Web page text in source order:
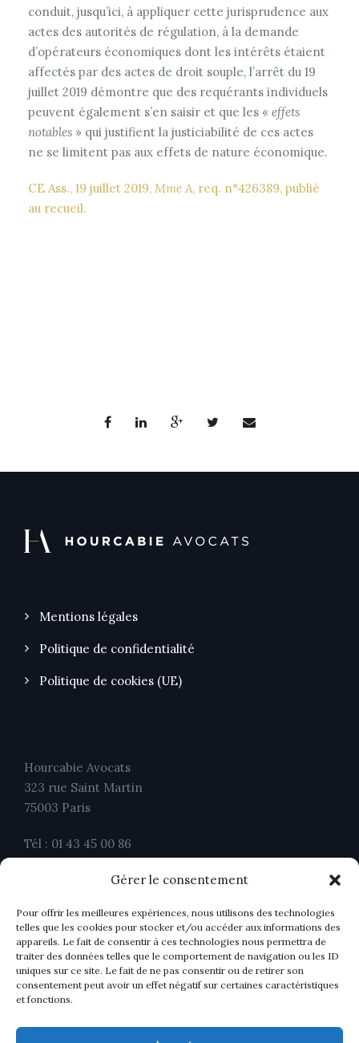
Gérer le consentement
Pour offrir les meilleures expériences, nous utilisons des technologies
telles que les cookies pour stocker et/ou accéder aux informations des
appareils. Le fait de consentir à ces technologies nous permettra de
traiter des données telles que le comportement de navigation ou les ID
uniques sur ce site. Le fait de ne pas consentir ou de retirer son
consentement peut avoir un effet négatif sur certaines caractéristiques
et fonctions.
conduit, jusqu’ici, à appliquer cette jurisprudence aux
actes des autorités de régulation, à la demande
d’opérateurs économiques dont les intérêts étaient
affectés par des actes de droit souple, l’arrêt du 19
juillet 2019 démontre que des requérants individuels
peuvent également s’en saisir et que les « effets
notables » qui justifient la justiciabilité de ces actes
ne se limitent pas aux effets de nature économique.
CE Ass., 19 juillet 2019, Mme A, req. n°426389, publié
au recueil.
Mentions légales
Politique de confidentialité
Politique de cookies (UE)
Hourcabie Avocats
323 rue Saint Martin
75003 Paris
Tél : 01 43 45 00 86
contact@ahavocats.fr